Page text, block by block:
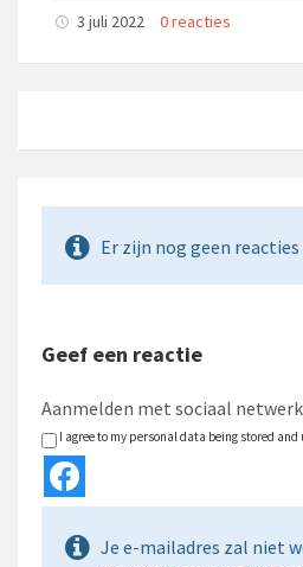
3 juli 2022 0 reacties
Er zijn nog geen
Geef een reactie
Aanmelden met sociaal netwerk
I agree to my personal data being stored and
Je e-mailadres zal niet